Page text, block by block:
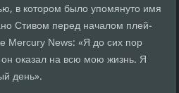
в котором было упомянуто имя
Стивом перед началом плей-
News: «Я до сих пор
оказал на всю мою жизнь. Я
день».